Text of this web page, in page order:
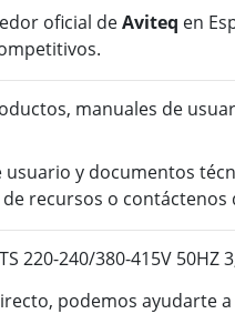
oficial deAviteq en
manuales de
usuario y documentos
recursos o
220-240/380-415V 50HZ
podemos ayudarte